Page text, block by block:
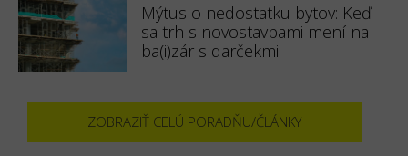
Mýtus o nedostatku bytov: Keď
sa trh s novostavbami mení na
ba(i)zár s darčekmi
ZOBRAZIŤ CELÚ PORADŇU/ČLÁNKY